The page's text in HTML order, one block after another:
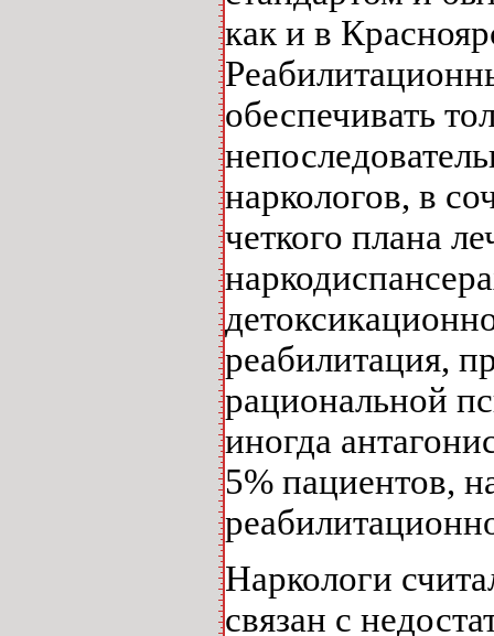
как и в
обеспечивать
наркологов, в
четкого плана
реабилитация,
рациональной
иногда
5% пациентов,
Наркологи
связан с